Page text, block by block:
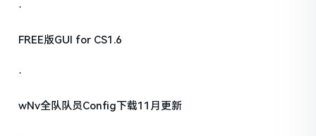
·
FREE版GUI for CS1.6
·
wNv全队队员Config下载11月更新